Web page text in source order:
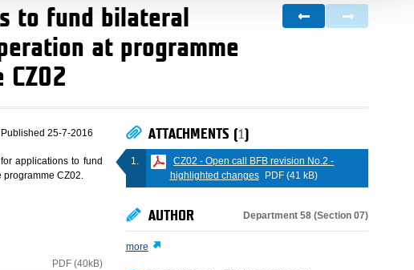
to fund bilateral
at programme
CZ02
Published 25-7-2016
applications to fund
CZ02.
PDF (40kB)
ATTACHMENTS (1 )
CZ02 - Open call BFB revision No.2 -
highlighted changes
PDF (41 kB)
AUTHOR Department 58 (Section 07)
more